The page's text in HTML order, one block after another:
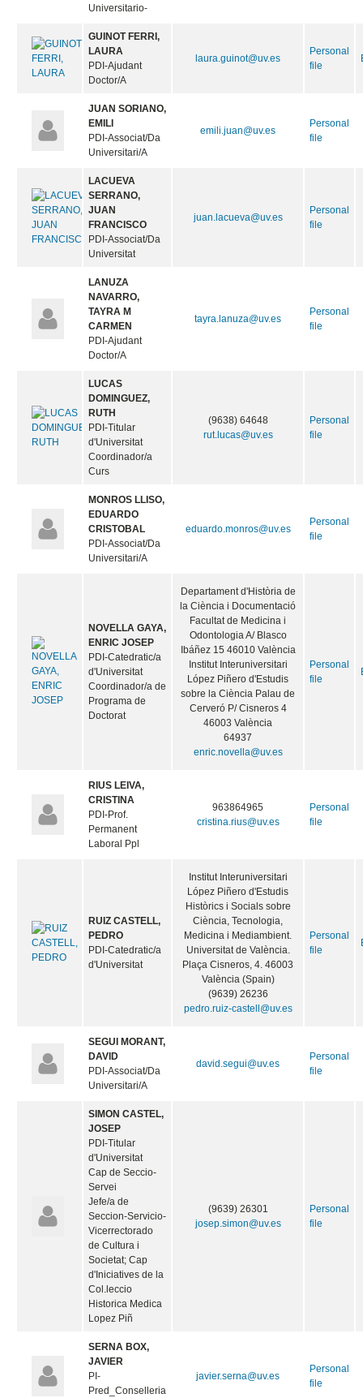
Universitario-
GUINOT FERRI,
LAURA
PDI-Ajudant
Doctor/A
laura.guinot@uv.es
Personal
file
JUAN SORIANO,
EMILI
PDI-Associat/Da
Universitari/A
emili.juan@uv.es
Personal
file
LACUEVA
SERRANO,
JUAN
FRANCISCO
PDI-Associat/Da
Universitat
juan.lacueva@uv.es
Personal
file
LANUZA
NAVARRO,
TAYRA M
CARMEN
PDI-Ajudant
Doctor/A
tayra.lanuza@uv.es
Personal
file
LUCAS
DOMINGUEZ,
RUTH
PDI-Titular
d'Universitat
Coordinador/a
Curs
(9638) 64648
rut.lucas@uv.es
Personal
file
MONROS LLISO,
EDUARDO
CRISTOBAL
PDI-Associat/Da
Universitari/A
eduardo.monros@uv.es
Personal
file
NOVELLA GAYA,
ENRIC JOSEP
PDI-Catedratic/a
d'Universitat
Coordinador/a de
Programa de
Doctorat
Departament d'Història de
la Ciència i Documentació
Facultat de Medicina i
Odontologia A/ Blasco
Ibáñez 15 46010 València
Institut Interuniversitari
López Piñero d'Estudis
sobre la Ciència Palau de
Cerveró P/ Cisneros 4
46003 València
64937
enric.novella@uv.es
Personal
file
RIUS LEIVA,
CRISTINA
PDI-Prof.
Permanent
Laboral Ppl
963864965
cristina.rius@uv.es
Personal
file
RUIZ CASTELL,
PEDRO
PDI-Catedratic/a
d'Universitat
Institut Interuniversitari
López Piñero d'Estudis
Històrics i Socials sobre
Ciència, Tecnologia,
Medicina i Mediambient.
Universitat de València.
Plaça Cisneros, 4. 46003
València (Spain)
(9639) 26236
pedro.ruiz-castell@uv.es
Personal
file
SEGUI MORANT,
DAVID
PDI-Associat/Da
Universitari/A
david.segui@uv.es
Personal
file
SIMON CASTEL,
JOSEP
PDI-Titular
d'Universitat
Cap de Seccio-
Servei
Jefe/a de
Seccion-Servicio-
Vicerrectorado
de Cultura i
Societat; Cap
d'Iniciatives de la
Col.leccio
Historica Medica
Lopez Piñ
(9639) 26301
josep.simon@uv.es
Personal
file
SERNA BOX,
JAVIER
PI-
Pred_Conselleria
javier.serna@uv.es
Personal
file